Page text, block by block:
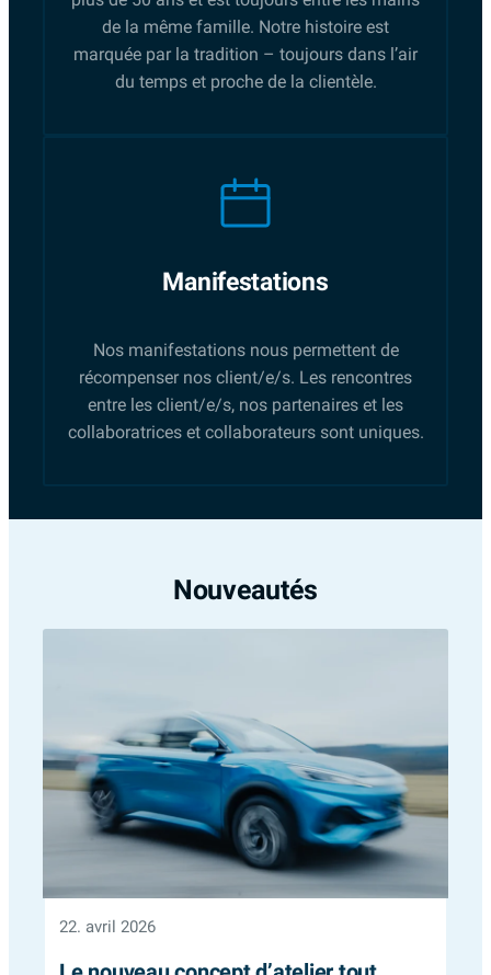
de la même famille. Notre histoire est
marquée par la tradition – toujours dans l’air
du temps et proche de la clientèle.
Manifestations
Nos manifestations nous permettent de
récompenser nos client/e/s. Les rencontres
entre les client/e/s, nos partenaires et les
collaboratrices et collaborateurs sont uniques.
Nouveautés
22. avril 2026